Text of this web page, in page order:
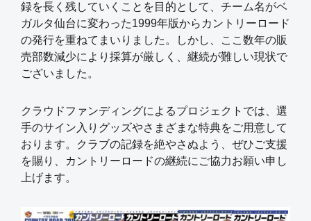
録を長く残していくことを目的として、チーム名がベ
ガルタ仙台に変わった1999年版からカントリーロード
の発行を重ねてまいりました。しかし、ここ数年の販
売部数減少により採算が厳しく、継続が難しい現状で
ございました。
クラウドファンディングによるプロジェクトでは、選
手のサイン入りグッズやさまざまな特典をご用意して
おります。クラブの記録を絶やさぬよう、ぜひご支援
を賜り、カントリーロードの継続にご協力お願い申し
上げます。